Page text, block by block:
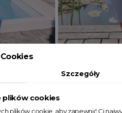
Sukienka na
Cookies
Szczegóły
plików cookies
plików cookie, aby zapewnić Ci